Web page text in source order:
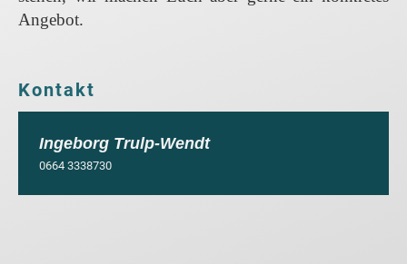
Angebot.
Kontakt
Ingeborg Trulp-Wendt
0664 3338730